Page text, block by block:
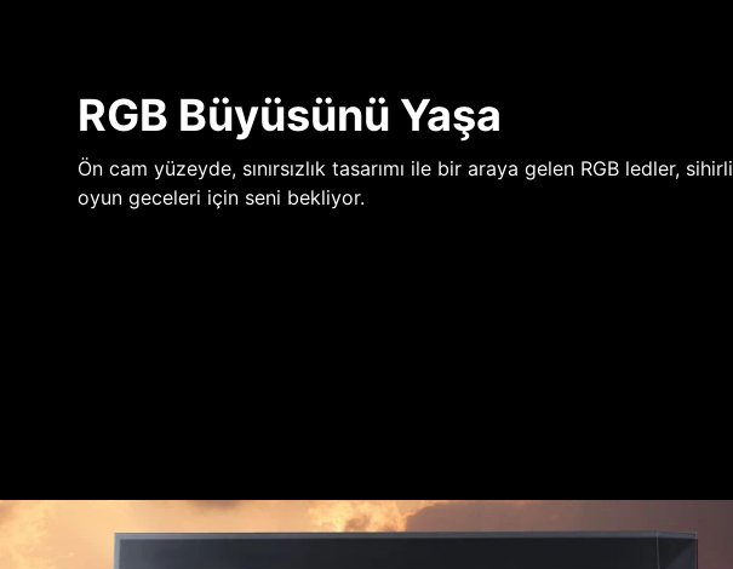
RGB Büyüsünü Yaşa
Ön cam yüzeyde, sınırsızlık tasarımı ile bir araya gelen RGB ledler, sihirli
oyun geceleri için seni bekliyor.